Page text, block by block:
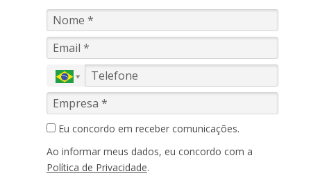
Eu concordo em receber comunicações.
Ao informar meus dados, eu concordo com a
Política de Privacidade.